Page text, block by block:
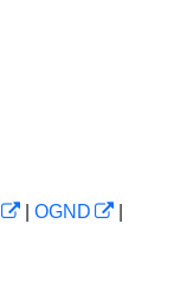
OGND